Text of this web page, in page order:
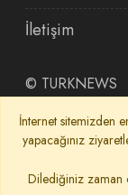
İletişim
© TURKNEWS
İnternet sitemizden
yapacağınız
Dilediğiniz zaman